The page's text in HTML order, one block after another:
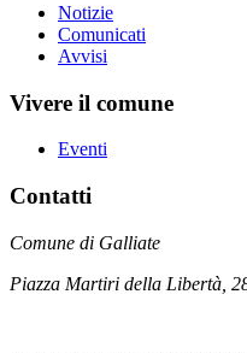
Notizie
Comunicati
Avvisi
Vivere il comune
Eventi
Contatti
Comune di Galliate
Piazza Martiri della Libertà,